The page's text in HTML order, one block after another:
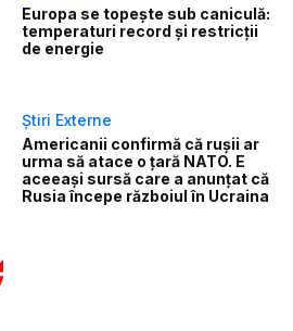
Europa se topește sub caniculă:
temperaturi record și restricții
de energie
Știri Externe
Americanii confirmă că rușii ar
urma să atace o țară NATO. E
aceeași sursă care a anunțat că
Rusia începe războiul în Ucraina